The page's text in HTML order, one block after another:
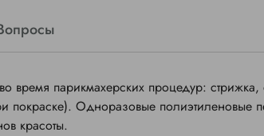
парикмахерских процедур:
покраске). Одноразовые полиэтиленовые
красоты.